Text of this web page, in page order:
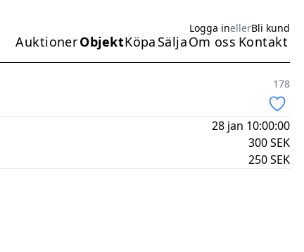
Logga inellerBli kund
Huvudmeny
AuktionerObjektKöpa SäljaOm oss Kontakt
178
28 jan 10:00:00
300SEK
250SEK